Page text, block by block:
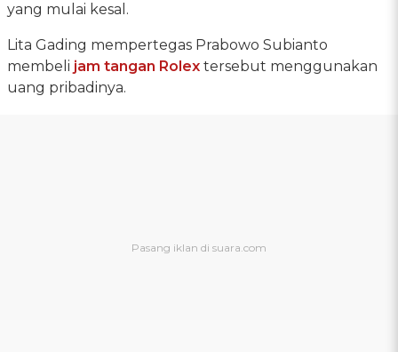
yang mulai kesal.
Lita Gading mempertegas Prabowo Subianto
membeli jam tangan Rolex tersebut menggunakan
uang pribadinya.